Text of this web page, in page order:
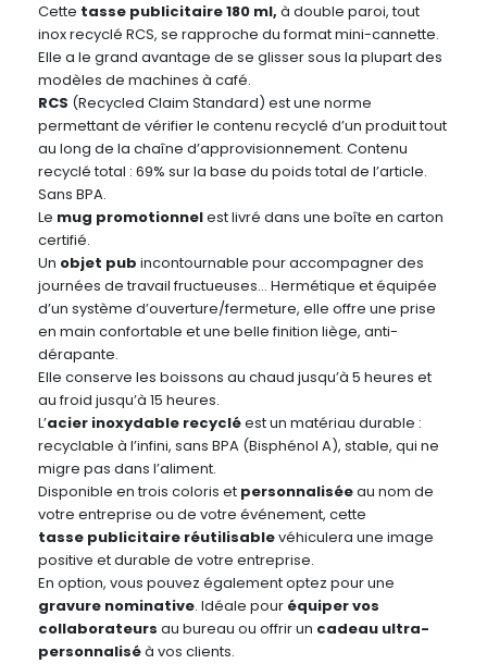
Cette tasse publicitaire 180 ml, à double paroi, tout
inox recyclé RCS, se rapproche du format mini-cannette.
Elle a le grand avantage de se glisser sous la plupart des
modèles de machines à café.
RCS (Recycled Claim Standard) est une norme
permettant de vérifier le contenu recyclé d’un produit tout
au long de la chaîne d’approvisionnement. Contenu
recyclé total : 69% sur la base du poids total de l’article.
Sans BPA.
Le mug promotionnelest livré dans une boîte en carton
certifié.
Un objet pub incontournable pour accompagner des
journées de travail fructueuses… Hermétique et équipée
d’un système d’ouverture/fermeture, elle offre une prise
en main confortable et une belle finition liège, anti-
dérapante.
Elle conserve les boissons au chaud jusqu’à 5 heures et
au froid jusqu’à 15 heures.
L’acier inoxydable recycléest un matériau durable :
recyclable à l’infini, sans BPA (Bisphénol A), stable, qui ne
migre pas dans l’aliment.
Disponible en trois coloris et personnaliséeau nom de
votre entreprise ou de votre événement, cette
tasse publicitaire réutilisablevéhiculera une image
positive et durable de votre entreprise.
En option, vous pouvez également optez pour une
gravure nominative. Idéale pour équiper vos
collaborateurs au bureau ou offrir un cadeau ultra-
personnaliséà vos clients.